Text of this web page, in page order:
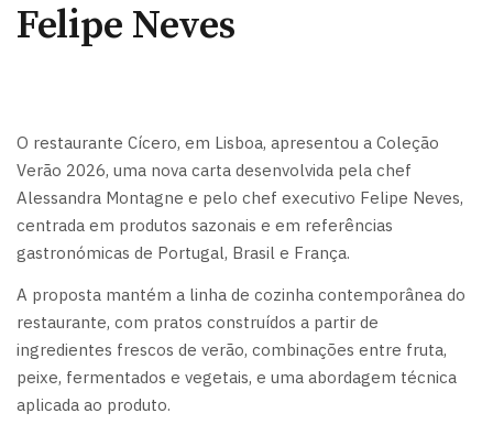
Felipe Neves
O restaurante Cícero, em Lisboa, apresentou a Coleção
Verão 2026, uma nova carta desenvolvida pela chef
Alessandra Montagne e pelo chef executivo Felipe Neves,
centrada em produtos sazonais e em referências
gastronómicas de Portugal, Brasil e França.
A proposta mantém a linha de cozinha contemporânea do
restaurante, com pratos construídos a partir de
ingredientes frescos de verão, combinações entre fruta,
peixe, fermentados e vegetais, e uma abordagem técnica
aplicada ao produto.